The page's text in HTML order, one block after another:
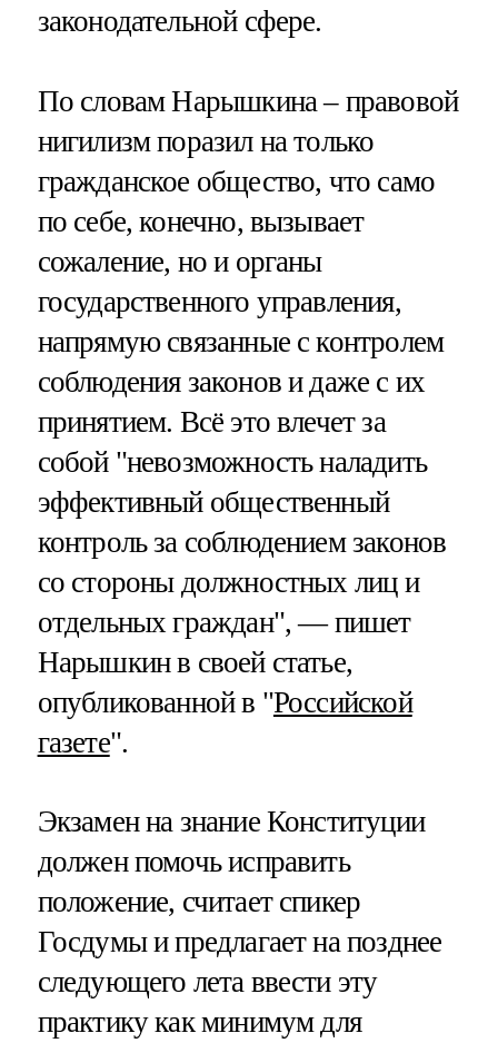
законодательной сфере.
По словам Нарышкина – правовой
нигилизм поразил на только
гражданское общество, что само
по себе, конечно, вызывает
сожаление, но и органы
государственного управления,
напрямую связанные с контролем
соблюдения законов и даже с их
принятием. Всё это влечет за
собой "невозможность наладить
эффективный общественный
контроль за соблюдением законов
со стороны должностных лиц и
отдельных граждан", — пишет
Нарышкин в своей статье,
опубликованной в "Российской
газете".
Экзамен на знание Конституции
должен помочь исправить
положение, считает спикер
Госдумы и предлагает на позднее
следующего лета ввести эту
практику как минимум для